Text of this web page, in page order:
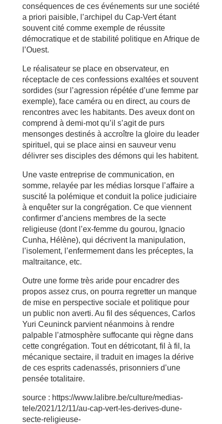
conséquences de ces événements sur une société
a priori paisible, l’archipel du Cap-Vert étant
souvent cité comme exemple de réussite
démocratique et de stabilité politique en Afrique de
l’Ouest.
Le réalisateur se place en observateur, en
réceptacle de ces confessions exaltées et souvent
sordides (sur l’agression répétée d’une femme par
exemple), face caméra ou en direct, au cours de
rencontres avec les habitants. Des aveux dont on
comprend à demi-mot qu’il s’agit de purs
mensonges destinés à accroître la gloire du leader
spirituel, qui se place ainsi en sauveur venu
délivrer ses disciples des démons qui les habitent.
Une vaste entreprise de communication, en
somme, relayée par les médias lorsque l’affaire a
suscité la polémique et conduit la police judiciaire
à enquêter sur la congrégation. Ce que viennent
confirmer d’anciens membres de la secte
religieuse (dont l’ex-femme du gourou, Ignacio
Cunha, Hélène), qui décrivent la manipulation,
l’isolement, l’enfermement dans les préceptes, la
maltraitance, etc.
Outre une forme très aride pour encadrer des
propos assez crus, on pourra regretter un manque
de mise en perspective sociale et politique pour
un public non averti. Au fil des séquences, Carlos
Yuri Ceuninck parvient néanmoins à rendre
palpable l’atmosphère suffocante qui règne dans
cette congrégation. Tout en détricotant, fil à fil, la
mécanique sectaire, il traduit en images la dérive
de ces esprits cadenassés, prisonniers d’une
pensée totalitaire.
source : https://www.lalibre.be/culture/medias-
tele/2021/12/11/au-cap-vert-les-derives-dune-
secte-religieuse-